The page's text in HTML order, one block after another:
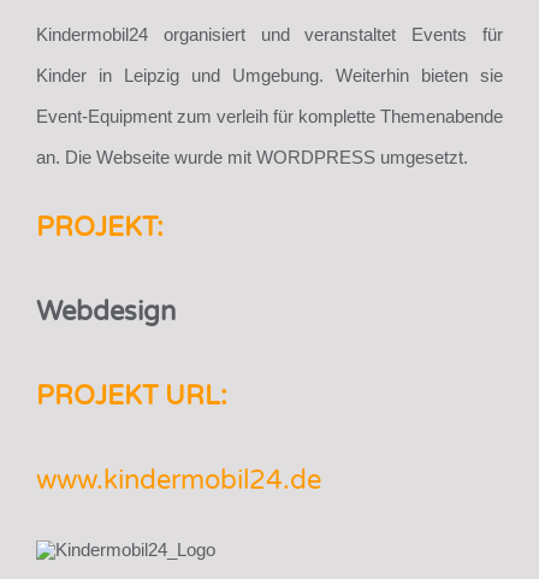
Kindermobil24 organisiert und veranstaltet Events für
Kinder in Leipzig und Umgebung. Weiterhin bieten sie
Event-Equipment zum verleih für komplette Themenabende
an. Die Webseite wurde mit WORDPRESS umgesetzt.
PROJEKT:
Webdesign
PROJEKT URL:
www.kindermobil24.de